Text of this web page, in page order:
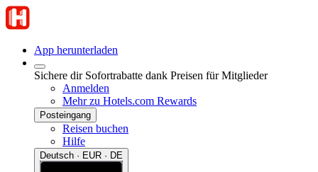
App herunterladen
Sichere dir Sofortrabatte dank Preisen für Mitglieder
Anmelden
Mehr zu Hotels.com Rewards
Posteingang
Reisen buchen
Hilfe
Deutsch · EUR · DE